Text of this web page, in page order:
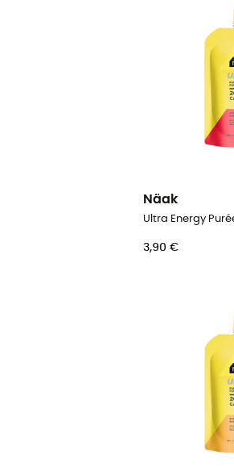
Näak
3,90 €